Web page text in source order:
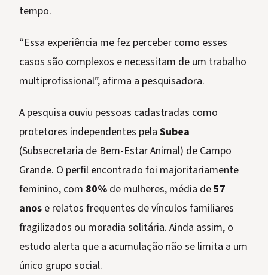
tempo.
“Essa experiência me fez perceber como esses
casos são complexos e necessitam de um trabalho
multiprofissional”, afirma a pesquisadora.
A pesquisa ouviu pessoas cadastradas como
protetores independentes pela Subea
(Subsecretaria de Bem-Estar Animal) de Campo
Grande. O perfil encontrado foi majoritariamente
feminino, com 80% de mulheres, média de57
anos e relatos frequentes de vínculos familiares
fragilizados ou moradia solitária. Ainda assim, o
estudo alerta que a acumulação não se limita a um
único grupo social.